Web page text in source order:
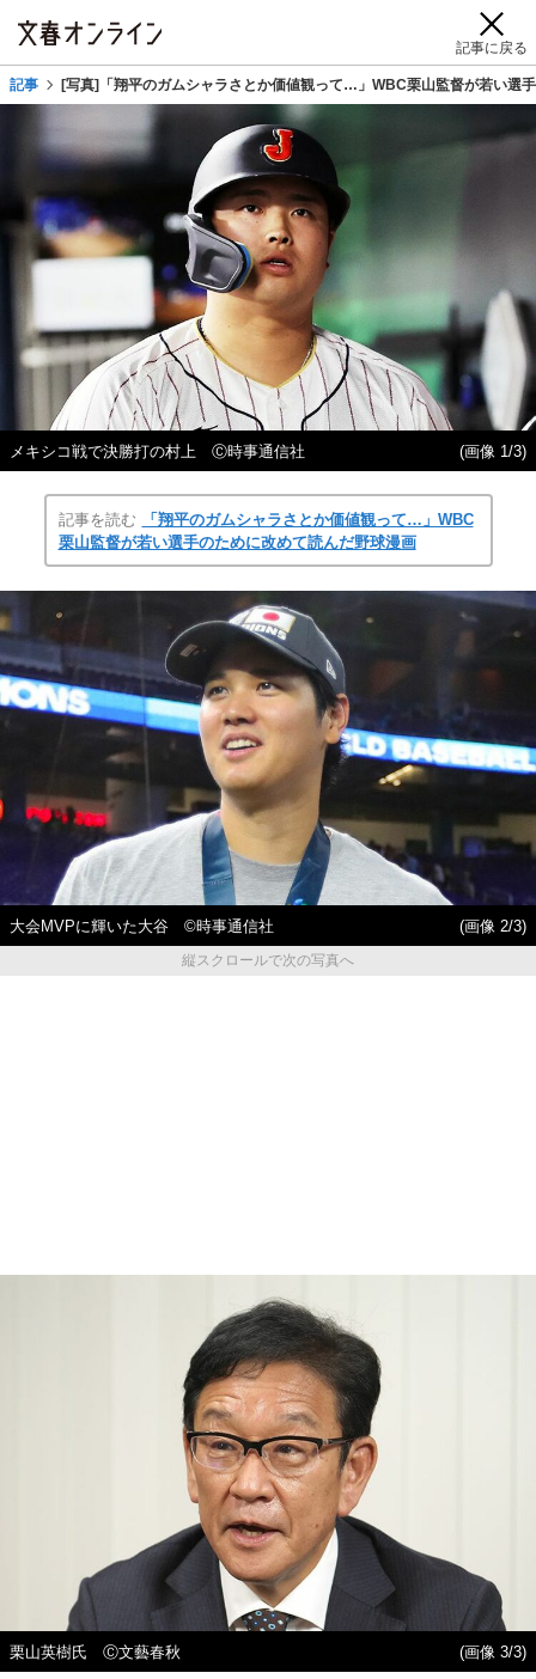
記事に戻る
記事 [写真]「翔平のガムシャラさとか価値観って…」WBC栗山監督が若い選
メキシコ戦で決勝打の村上 Ⓒ時事通信社 (画像 1/3)
記事を読む
「翔平のガムシャラさとか価値観って…」WBC
栗山監督が若い選手のために改めて読んだ野球漫画
大会MVPに輝いた大谷 ©時事通信社
(画像 2/3)
縦スクロールで次の写真へ
栗山英樹氏 Ⓒ文藝春秋 (画像 3/3)